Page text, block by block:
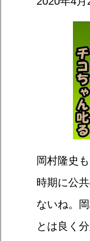
岡村隆史
時期に公
ないね。
とは良く